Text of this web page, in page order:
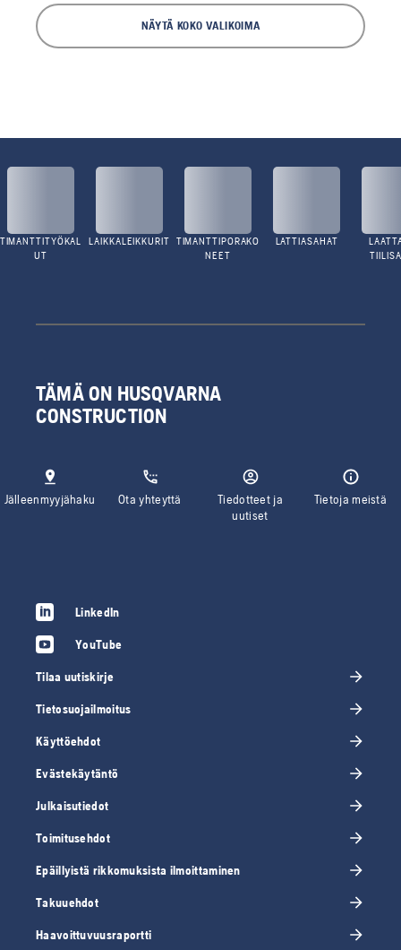
NÄYTÄ KOKO VALIKOIMA
TIMANTTITYÖKAL
UT
LAIKKALEIKKURIT TIMANTTIPORAKO
NEET
LATTIASAHAT
TÄMÄ ON HUSQVARNA
CONSTRUCTION
Jälleenmyyjähaku Ota yhteyttä
Tiedotteet ja
uutiset
Tietoja meistä
LinkedIn
YouTube
Tilaa uutiskirje
Tietosuojailmoitus
Käyttöehdot
Evästekäytäntö
Julkaisutiedot
Toimitusehdot
Epäillyistä rikkomuksista ilmoittaminen
Takuuehdot
Haavoittuvuusraportti